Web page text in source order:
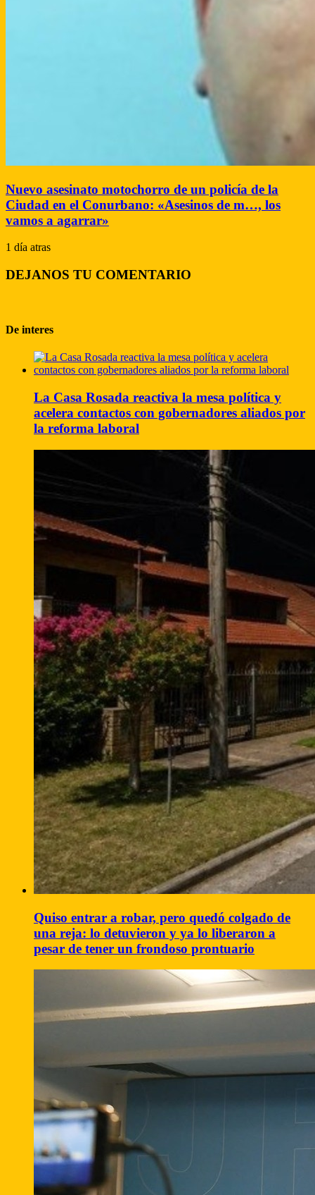
Nuevo asesinato motochorro de un policía de la
Ciudad en el Conurbano: «Asesinos de m…, los
vamos a agarrar»
1 día atras
DEJANOS TU COMENTARIO
De interes
La Casa Rosada reactiva la mesa política y
acelera contactos con gobernadores aliados por
la reforma laboral
Quiso entrar a robar, pero quedó colgado de
una reja: lo detuvieron y ya lo liberaron a
pesar de tener un frondoso prontuario